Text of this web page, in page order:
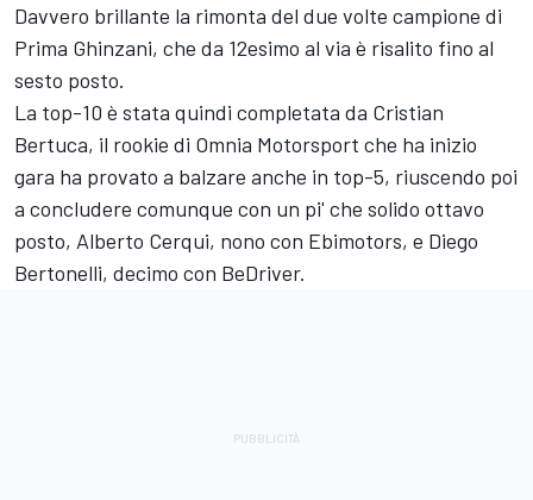
Davvero brillante la rimonta del due volte campione di
Prima Ghinzani, che da 12esimo al via è risalito fino al
sesto posto.
La top-10 è stata quindi completata da Cristian
Bertuca, il rookie di Omnia Motorsport che ha inizio
gara ha provato a balzare anche in top-5, riuscendo poi
a concludere comunque con un pi' che solido ottavo
posto, Alberto Cerqui, nono con Ebimotors, e Diego
Bertonelli, decimo con BeDriver.